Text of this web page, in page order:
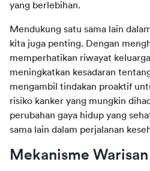
yang berlebihan.
Mendukung satu sama lain
kita juga penting. Dengan
memperhatikan riwayat
meningkatkan kesadaran
mengambil tindakan proaktif
risiko kanker yang mungkin
perubahan gaya hidup yang
sama lain dalam perjalanan
Mekanisme